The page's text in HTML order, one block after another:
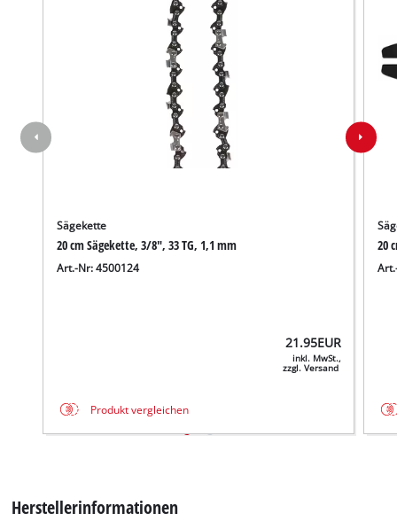
Sägekette
20 cm Sägekette, 3/8", 33 TG, 1,1 mm
Art.-Nr: 4500124
21.95EUR
inkl. MwSt.,
zzgl. Versand
Produkt vergleichen
20
Herstellerinformationen